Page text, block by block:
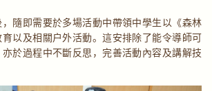
隨即需要於多場活動中帶領中學生以《森林
以及相關戶外活動。這安排除了能令導師可
於過程中不斷反思，完善活動內容及講解技